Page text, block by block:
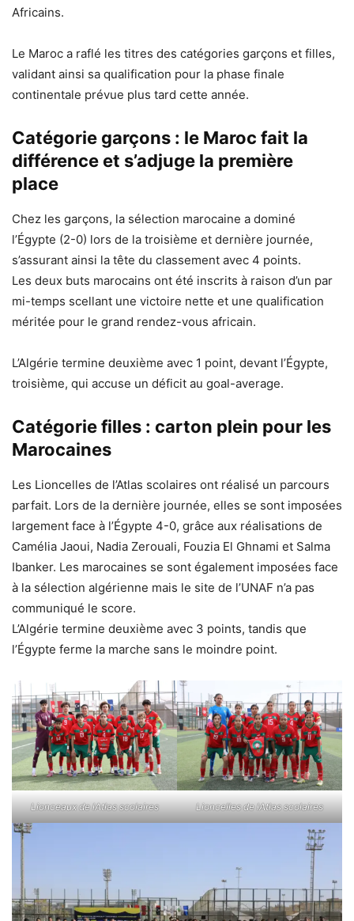
Africains.
Le Maroc a raflé les titres des catégories garçons et filles,
validant ainsi sa qualification pour la phase finale
continentale prévue plus tard cette année.
Catégorie garçons : le Maroc fait la
différence et s’adjuge la première
place
Chez les garçons, la sélection marocaine a dominé
l’Égypte (2-0) lors de la troisième et dernière journée,
s’assurant ainsi la tête du classement avec 4 points.
Les deux buts marocains ont été inscrits à raison d’un par
mi-temps scellant une victoire nette et une qualification
méritée pour le grand rendez-vous africain.
L’Algérie termine deuxième avec 1 point, devant l’Égypte,
troisième, qui accuse un déficit au goal-average.
Catégorie filles : carton plein pour les
Marocaines
Les Lioncelles de l’Atlas scolaires ont réalisé un parcours
parfait. Lors de la dernière journée, elles se sont imposées
largement face à l’Égypte 4-0, grâce aux réalisations de
Camélia Jaoui, Nadia Zerouali, Fouzia El Ghnami et Salma
Ibanker. Les marocaines se sont également imposées face
à la sélection algérienne mais le site de l’UNAF n’a pas
communiqué le score.
L’Algérie termine deuxième avec 3 points, tandis que
l’Égypte ferme la marche sans le moindre point.
Lionceaux de lAtlas scolaires Lioncelles de lAtlas scolaires